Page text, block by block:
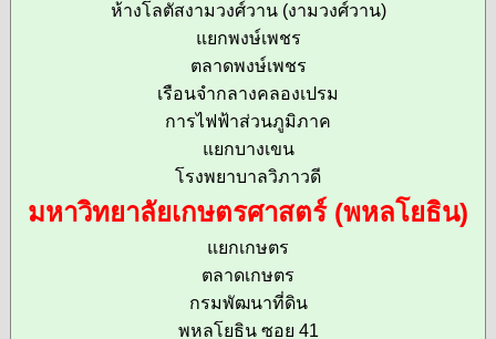
ห้างโลตัสงามวงศ์วาน (งามวงศ์วาน)
แยกพงษ์เพชร
ตลาดพงษ์เพชร
เรือนจำกลางคลองเปรม
การไฟฟ้าส่วนภูมิภาค
แยกบางเขน
โรงพยาบาลวิภาวดี
มหาวิทยาลัยเกษตรศาสตร์ (พหลโยธิน)
แยกเกษตร
ตลาดเกษตร
กรมพัฒนาที่ดิน
พหลโยธิน ซอย 41